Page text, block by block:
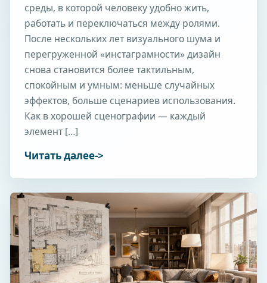
среды, в которой человеку удобно жить,
работать и переключаться между ролями.
После нескольких лет визуального шума и
перегруженной «инстаграмности» дизайн
снова становится более тактильным,
спокойным и умным: меньше случайных
эффектов, больше сценариев использования.
Как в хорошей сценографии — каждый
элемент […]
Читать далее